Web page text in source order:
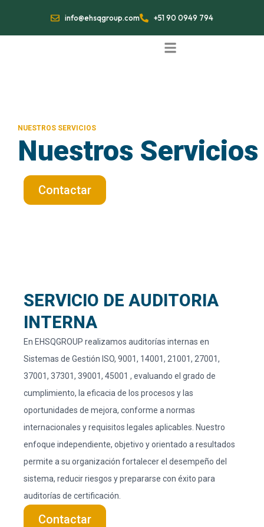
contenido
info@ehsqgroup.com +51 90 0949 794
NUESTROS SERVICIOS
Nuestros Servicios
Contactar
SERVICIO DE AUDITORIA
INTERNA ​
En EHSQGROUP realizamos auditorías internas en
Sistemas de Gestión ISO, 9001, 14001, 21001, 27001,
37001, 37301, 39001, 45001 , evaluando el grado de
cumplimiento, la eficacia de los procesos y las
oportunidades de mejora, conforme a normas
internacionales y requisitos legales aplicables. Nuestro
enfoque independiente, objetivo y orientado a resultados
permite a su organización fortalecer el desempeño del
sistema, reducir riesgos y prepararse con éxito para
auditorías de certificación.
Contactar